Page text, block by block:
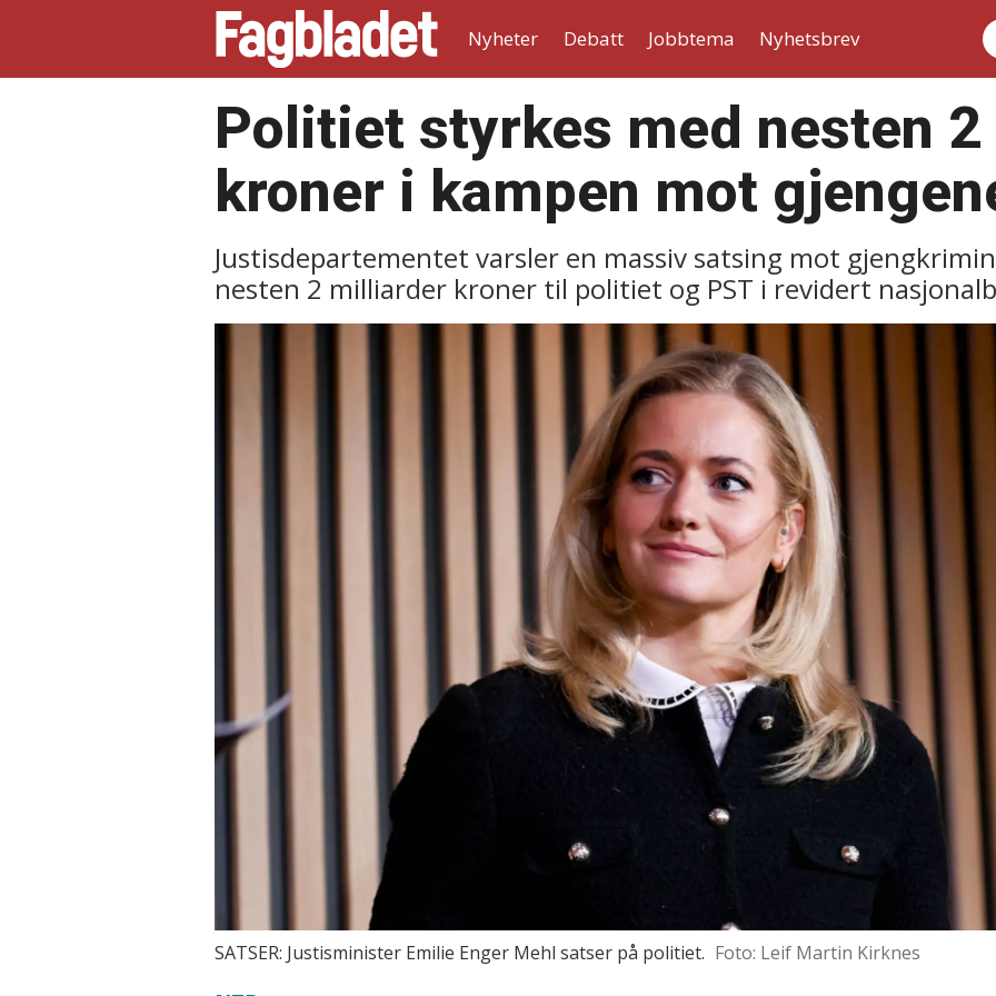
Nyheter Debatt Jobbtema Nyhetsbrev
Politiet styrkes med nesten
kroner i kampen mot
Justisdepartementet varsler en massiv satsing mot
nesten 2 milliarder kroner til politiet og PST i revidert
SATSER: Justisminister Emilie Enger Mehl satser på politiet. Foto: Leif Martin Kirknes